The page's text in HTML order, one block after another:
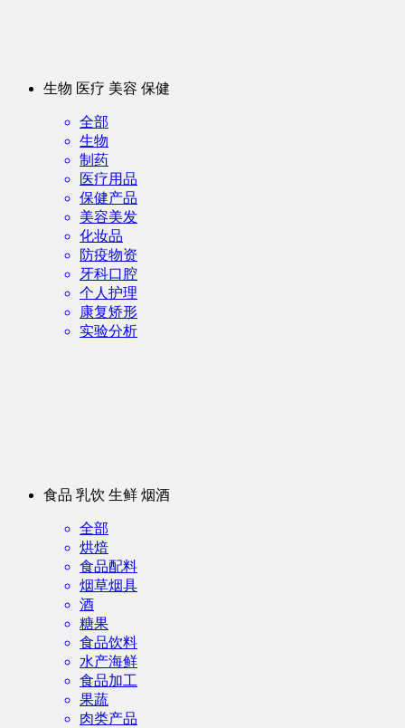
生物 医疗 美容 保健
全部
生物
制药
医疗用品
保健产品
美容美发
化妆品
防疫物资
牙科口腔
个人护理
康复矫形
实验分析
食品 乳饮 生鲜 烟酒
全部
烘焙
食品配料
烟草烟具
酒
糖果
食品饮料
水产海鲜
食品加工
果蔬
肉类产品